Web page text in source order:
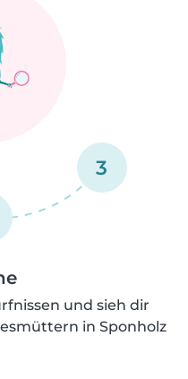
3
und sieh dir
in Sponholz